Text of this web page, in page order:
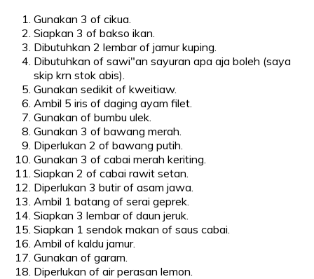
Gunakan 3 of cikua.
Siapkan 3 of bakso ikan.
Dibutuhkan 2 lembar of jamur kuping.
Dibutuhkan of sawi"an sayuran apa aja boleh (saya
skip krn stok abis).
Gunakan sedikit of kweitiaw.
Ambil 5 iris of daging ayam filet.
Gunakan of bumbu ulek.
Gunakan 3 of bawang merah.
Diperlukan 2 of bawang putih.
Gunakan 3 of cabai merah keriting.
Siapkan 2 of cabai rawit setan.
Diperlukan 3 butir of asam jawa.
Ambil 1 batang of serai geprek.
Siapkan 3 lembar of daun jeruk.
Siapkan 1 sendok makan of saus cabai.
Ambil of kaldu jamur.
Gunakan of garam.
Diperlukan of air perasan lemon.